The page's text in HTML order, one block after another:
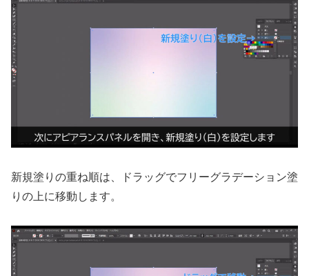
新規塗りの重ね順は、ドラッグでフリーグラデーション塗
りの上に移動します。